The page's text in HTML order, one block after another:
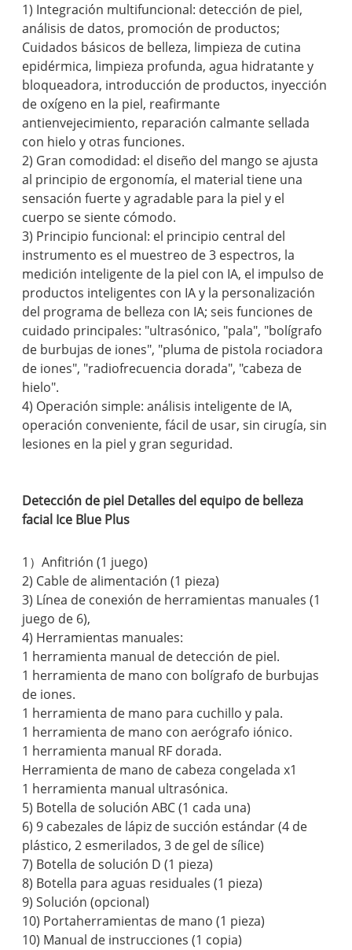
1) Integración multifuncional: detección de piel,
análisis de datos, promoción de productos;
Cuidados básicos de belleza, limpieza de cutina
epidérmica, limpieza profunda, agua hidratante y
bloqueadora, introducción de productos, inyección
de oxígeno en la piel, reafirmante
antienvejecimiento, reparación calmante sellada
con hielo y otras funciones.
2) Gran comodidad: el diseño del mango se ajusta
al principio de ergonomía, el material tiene una
sensación fuerte y agradable para la piel y el
cuerpo se siente cómodo.
3) Principio funcional: el principio central del
instrumento es el muestreo de 3 espectros, la
medición inteligente de la piel con IA, el impulso de
productos inteligentes con IA y la personalización
del programa de belleza con IA; seis funciones de
cuidado principales: "ultrasónico, "pala", "bolígrafo
de burbujas de iones", "pluma de pistola rociadora
de iones", "radiofrecuencia dorada", "cabeza de
hielo".
4) Operación simple: análisis inteligente de IA,
operación conveniente, fácil de usar, sin cirugía, sin
lesiones en la piel y gran seguridad.
Detección de piel Detalles del equipo de belleza
facial Ice Blue Plus
1）Anfitrión (1 juego)
2) Cable de alimentación (1 pieza)
3) Línea de conexión de herramientas manuales (1
juego de 6),
4) Herramientas manuales:
1 herramienta manual de detección de piel.
1 herramienta de mano con bolígrafo de burbujas
de iones.
1 herramienta de mano para cuchillo y pala.
1 herramienta de mano con aerógrafo iónico.
1 herramienta manual RF dorada.
Herramienta de mano de cabeza congelada x1
1 herramienta manual ultrasónica.
5) Botella de solución ABC (1 cada una)
6) 9 cabezales de lápiz de succión estándar (4 de
plástico, 2 esmerilados, 3 de gel de sílice)
7) Botella de solución D (1 pieza)
8) Botella para aguas residuales (1 pieza)
9) Solución (opcional)
10) Portaherramientas de mano (1 pieza)
10) Manual de instrucciones (1 copia)